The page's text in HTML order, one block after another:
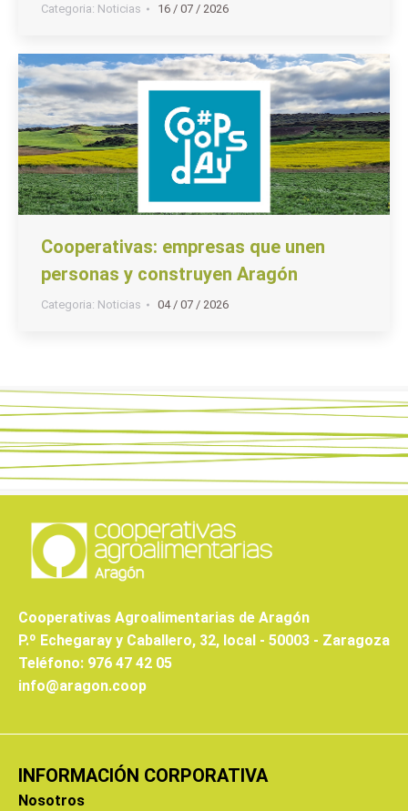
Categoria: Noticias 16 / 07 / 2026
Cooperativas: empresas que unen
personas y construyen Aragón
Categoria: Noticias 04 / 07 / 2026
Cooperativas Agroalimentarias de Aragón
P.º Echegaray y Caballero, 32, local - 50003 - Zaragoza
Teléfono: 976 47 42 05
info@aragon.coop
INFORMACIÓN CORPORATIVA
Nosotros